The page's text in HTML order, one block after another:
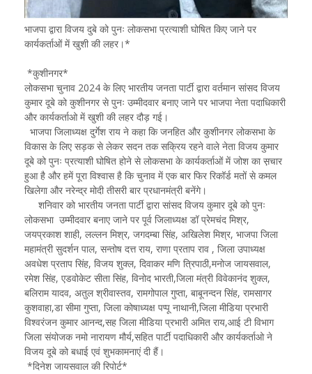
भाजपा द्वारा विजय दुबे को पुनः लोकसभा प्रत्याशी घोषित किए जाने पर
कार्यकर्ताओं में खुशी की लहर।*
*कुशीनगर*
लोकसभा चुनाव 2024 के लिए भारतीय जनता पार्टी द्वारा वर्तमान सांसद विजय
कुमार दूबे को कुशीनगर से पुनः उम्मीदवार बनाए जाने पर भाजपा नेता पदाधिकारी
और कार्यकर्ताओ में खुशी की लहर दौड़ गई।
भाजपा जिलाध्यक्ष दुर्गेश राय ने कहा कि जनहित और कुशीनगर लोकसभा के
विकास के लिए सड़क से लेकर सदन तक सक्रिय रहने वाले नेता विजय कुमार
दूबे को पुनः प्रत्याशी घोषित होने से लोकसभा के कार्यकर्ताओं में जोश का स़चार
हुआ है और हमें पूरा विश्वास है कि चुनाव में एक बार फिर रिकॉर्ड मतों से कमल
खिलेगा और नरेन्द्र मोदी तीसरी बार प्रधानमंत्री बनेंगे।
शनिवार को भारतीय जनता पार्टी द्वारा सांसद विजय कुमार दूबे को पुनः
लोकसभा उम्मीदवार बनाए जाने पर पूर्व जिलाध्यक्ष डॉ प्रेमचंद मिश्र,
जयप्रकाश शाही, लल्लन मिश्र, जगदम्बा सिंह, अखिलेश मिश्र, भाजपा जिला
महामंत्री सुदर्शन पाल, सन्तोष दत्त राय, राणा प्रताप राव , जिला उपाध्यक्ष
अवधेश प्रताप सिंह, विजय शुक्ल, दिवाकर मणि त्रिपाठी,मनोज जायसवाल,
रमेश सिंह, एडवोकेट सीता सिंह, विनोद भारती,जिला मंत्री विवेकानंद शुक्ल,
बलिराम यादव, अतुल श्रीवास्तव, रामगोपाल गुप्ता, बाबूनन्दन सिंह, रामसागर
कुशवाहा,डा सीमा गुप्ता, जिला कोषाध्यक्ष पप्पू नाथानी,जिला मीडिया प्रभारी
विश्वरंजन कुमार आनन्द,सह जिला मीडिया प्रभारी अमित राय,आई टी विभाग
जिला संयोजक नमो नारायण मौर्य,सहित पार्टी पदाधिकारी और कार्यकर्ताओ ने
विजय दूबे को बधाई एवं शुभकामनाएं दी हैं।
*दिनेश जायसवाल की रिपोर्ट*